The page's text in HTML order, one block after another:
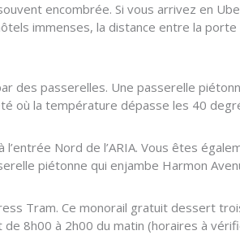
encombrée. Si vous arrivez en
immenses, la distance entre la
des passerelles. Une passerelle
où la température dépasse les 40
Nord de l’ARIA. Vous êtes
piétonne qui enjambe Harmon
Tram. Ce monorail gratuit dessert
8h00 à 2h00 du matin (horaires à